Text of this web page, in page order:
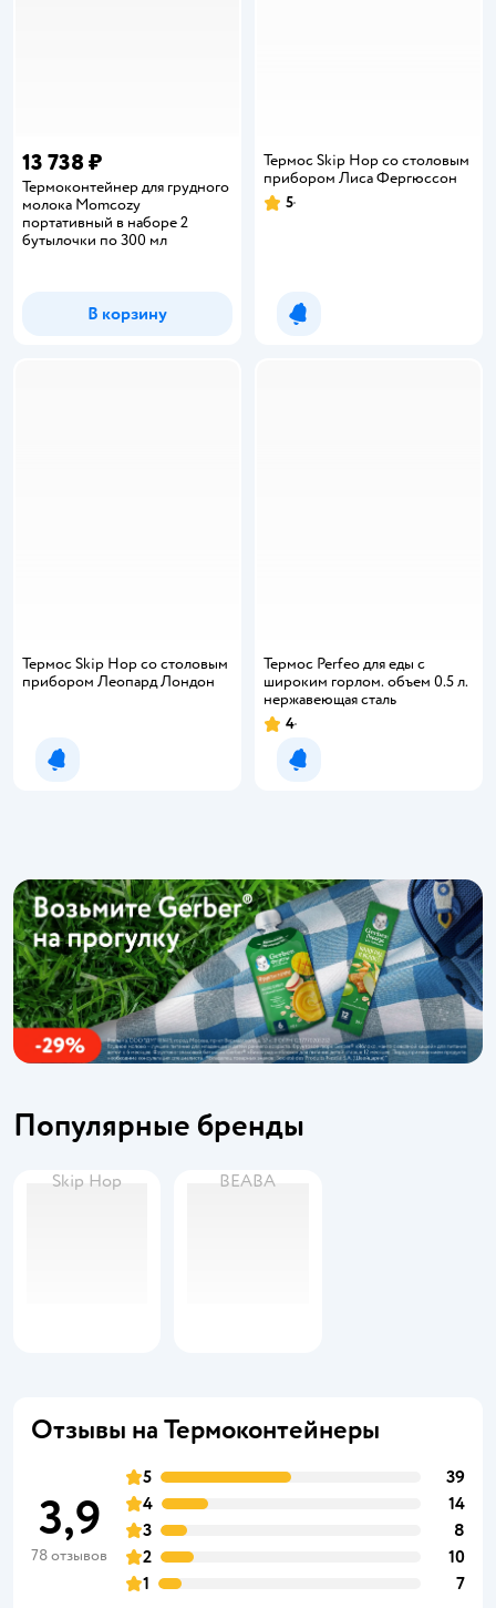
13 738 ₽
Термоконтейнер для грудного
молока Momcozy
портативный в наборе 2
бутылочки по 300 мл
В корзину
Термос Skip Hop со столовым
прибором Лиса Фергюссон
Рейтинг:
5
Уведомить о появлении
Термос Skip Hop со столовым
прибором Леопард Лондон
Уведомить о появлении
Термос Perfeo для еды с
широким горлом. объем 0.5 л.
нержавеющая сталь
Рейтинг:
4
Уведомить о появлении
Популярные бренды
Skip Hop BEABA
Отзывы на Термоконтейнеры
3,9
78 отзывов
5
39
4
14
3
8
2
10
1
7